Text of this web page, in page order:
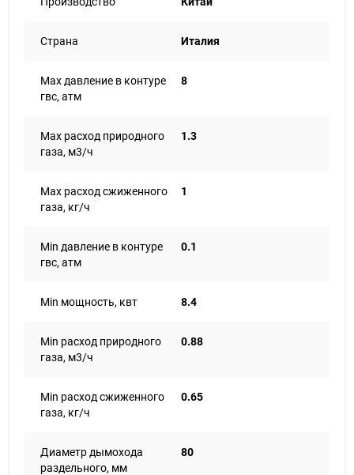
Страна Италия
Max давление в контуре
гвс, атм
8
Max расход природного
газа, м3/ч
1.3
Max расход сжиженного
газа, кг/ч
1
Min давление в контуре
гвс, атм
0.1
Min мощность, квт 8.4
Min расход природного
газа, м3/ч
0.88
Min расход сжиженного
газа, кг/ч
0.65
Диаметр дымохода
раздельного, мм
80